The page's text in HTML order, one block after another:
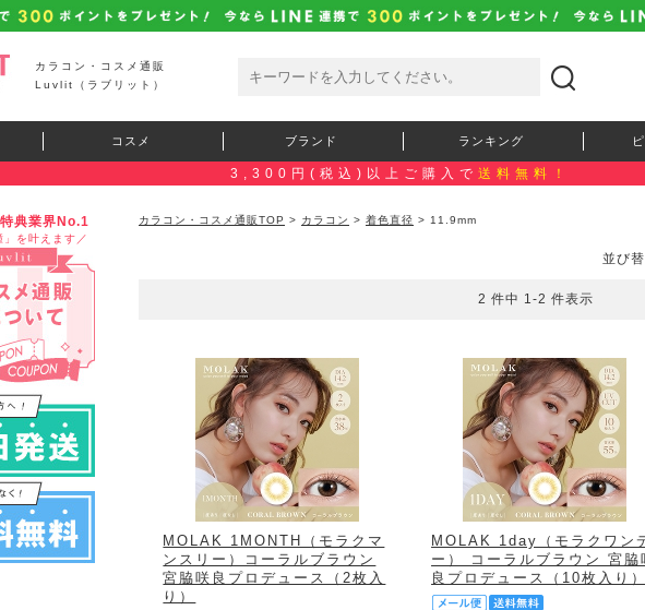
カラコン・コスメ通販
Luvlit（ラブリット）
コスメ ブランド ランキング
3,300円(税込)以上ご購入で 送料無料！
典業界No.1
」を叶えます／
カラコン・コスメ通販TOP > カラコン > 着色直径 > 11.9mm
並び替
2 件中 1-2 件表示
MOLAK 1MONTH（モラクマ
ンスリー）コーラルブラウン
宮脇咲良プロデュース（2枚入
り）
MOLAK 1day（モラクワン
ー） コーラルブラウン 宮脇
良プロデュース（10枚入り）